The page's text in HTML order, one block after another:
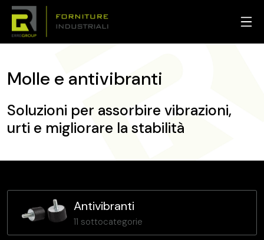
Molle e antivibranti
Soluzioni per assorbire vibrazioni,
urti e migliorare la stabilità
Antivibranti
11 sottocategorie